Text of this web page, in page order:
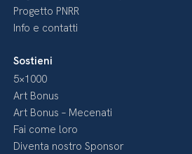
Progetto PNRR
Info e contatti
Sostieni
5×1000
Art Bonus
Art Bonus – Mecenati
Fai come loro
Diventa nostro Sponsor